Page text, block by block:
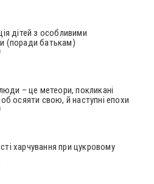
дітей з особливими
(поради батькам)
люди – це метеори, покликані
осяяти свою, й наступні епохи
харчування при цукровому